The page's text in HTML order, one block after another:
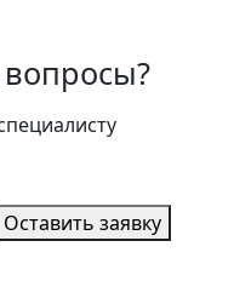
вопросы?
Оставить заявку